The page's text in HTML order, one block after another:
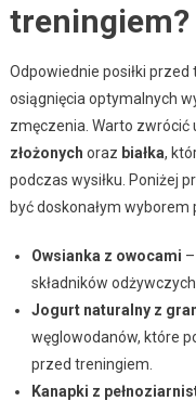
treningiem?
Odpowiednie posiłki
osiągnięcia optymalnych
zmęczenia. Warto zwrócić
złożonych oraz białka,
podczas wysiłku. Poniżej
być doskonałym wyborem
Owsianka z owocami
składników
Jogurt naturalny z
węglowodanów, które
przed treningiem.
Kanapki z